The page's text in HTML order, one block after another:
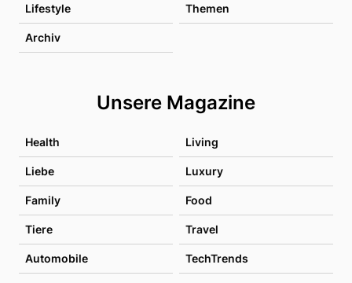
Lifestyle Themen
Archiv
Unsere Magazine
Health Living
Liebe Luxury
Family Food
Tiere Travel
Automobile TechTrends